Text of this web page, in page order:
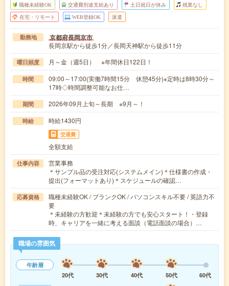
職種未経験OK 交通費別途支給あり 土日祝日が休み 残業なし
在宅・リモート WEB登録OK 派遣
勤務地 京都府長岡京市
長岡京駅から徒歩1分／長岡天神駅から徒歩11分
曜日頻度 月～金（週5日） ※年間休日122日！
時間
09:00～17:00(実働7時間15分 休憩45分)※定時は8時30分～
17時◇時間調整可能なお仕…
期間 2026年09月上旬～長期 ※9月～！
時給 時給1430円
交通費
全額支給
仕事内容
営業事務
＊サンプル品の受注対応(システムメイン)＊仕様書の作成・
提出(フォーマットあり)＊スケジュールの確認…
応募資格
職種未経験OK / ブランクOK / パソコンスキル不要 / 英語力不
要
＊未経験の方歓迎＊未経験の方でも安心スタート！・登録
時、キャリアを一緒に考える面談（電話面談の場合）…
職場の雰囲気
年齢層
20代
30代 40代 50代
60代